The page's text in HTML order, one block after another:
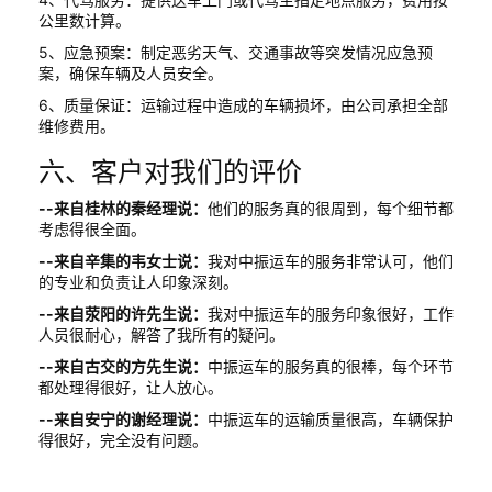
公里数计算。
5、应急预案：制定恶劣天气、交通事故等突发情况应急预
案，确保车辆及人员安全。
6、质量保证：运输过程中造成的车辆损坏，由公司承担全部
维修费用。
六、客户对我们的评价
--来自桂林的秦经理说： 他们的服务真的很周到，每个细节都
考虑得很全面。
--来自辛集的韦女士说： 我对中振运车的服务非常认可，他们
的专业和负责让人印象深刻。
--来自荥阳的许先生说： 我对中振运车的服务印象很好，工作
人员很耐心，解答了我所有的疑问。
--来自古交的方先生说： 中振运车的服务真的很棒，每个环节
都处理得很好，让人放心。
--来自安宁的谢经理说： 中振运车的运输质量很高，车辆保护
得很好，完全没有问题。